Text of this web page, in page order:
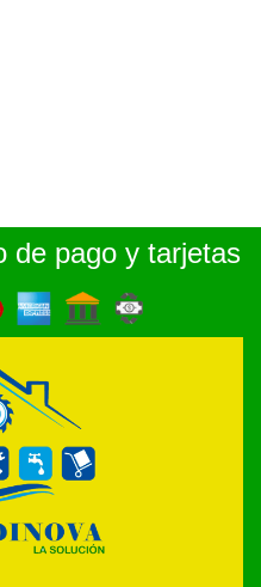
de pago y tarjetas